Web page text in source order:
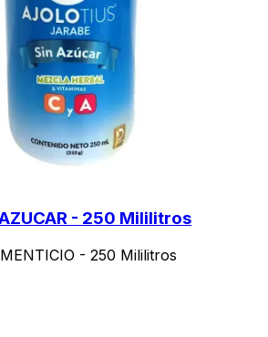
- 250 Mililitros
- 250 Mililitros